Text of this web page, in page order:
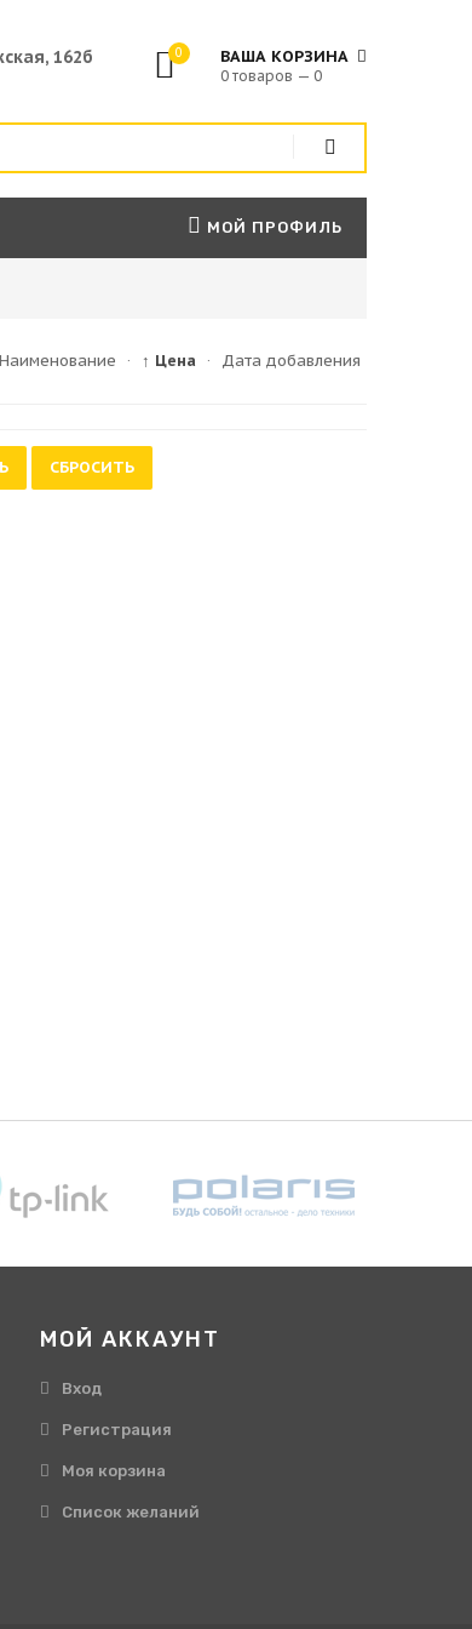
162б 0 ВАША КОРЗИНА
0 товаров — 0
МОЙ ПРОФИЛЬ
Наименование · ↑ Цена · Дата добавления
СБРОСИТЬ
МОЙ АККАУНТ
Вход
Регистрация
Моя корзина
Cписок желаний